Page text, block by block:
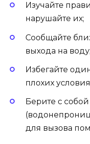
Изучайте
нарушайте их;
Сообщайте
выхода на воду;
Избегайте
плохих
Берите с
для вызова